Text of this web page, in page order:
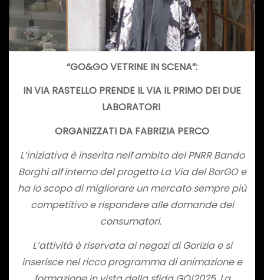
“GO&GO VETRINE IN SCENA”:
IN VIA RASTELLO PRENDE IL VIA IL PRIMO DEI DUE
LABORATORI
ORGANIZZATI DA FABRIZIA PERCO
L’iniziativa è inserita nell’ambito del PNRR Bando
Borghi all’interno del progetto La Via del BorGO e
ha lo scopo di migliorare un mercato sempre più
competitivo e rispondere alle domande dei
consumatori.
L’attività è riservata ai negozi di Gorizia e si
inserisce nel ricco programma di animazione e